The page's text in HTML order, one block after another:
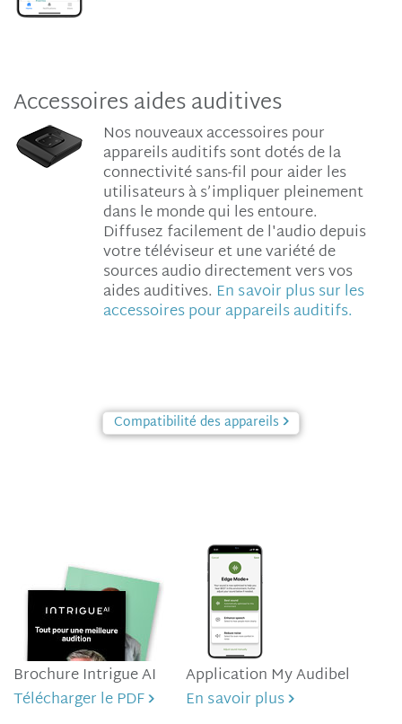
Accessoires aides auditives
Nos nouveaux accessoires pour
appareils auditifs sont dotés de la
connectivité sans-fil pour aider les
utilisateurs à s’impliquer pleinement
dans le monde qui les entoure.
Diffusez facilement de l'audio depuis
votre téléviseur et une variété de
sources audio directement vers vos
aides auditives. En savoir plus sur les
accessoires pour appareils auditifs.
Compatibilité des appareils
Brochure Intrigue AI
Télécharger le PDF
Application My Audibel
En savoir plus